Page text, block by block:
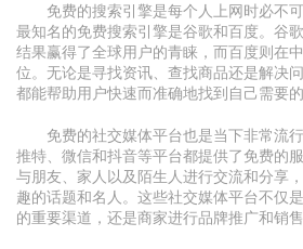
免费的搜索引擎是每个人上网时必不
最知名的免费搜索引擎是谷歌和百度。谷
结果赢得了全球用户的青睐，而百度则在
位。无论是寻找资讯、查找商品还是解决
都能帮助用户快速而准确地找到自己需要的
免费的社交媒体平台也是当下非常流
推特、微信和抖音等平台都提供了免费的
与朋友、家人以及陌生人进行交流和分享
趣的话题和名人。这些社交媒体平台不仅
的重要渠道，还是商家进行品牌推广和销售